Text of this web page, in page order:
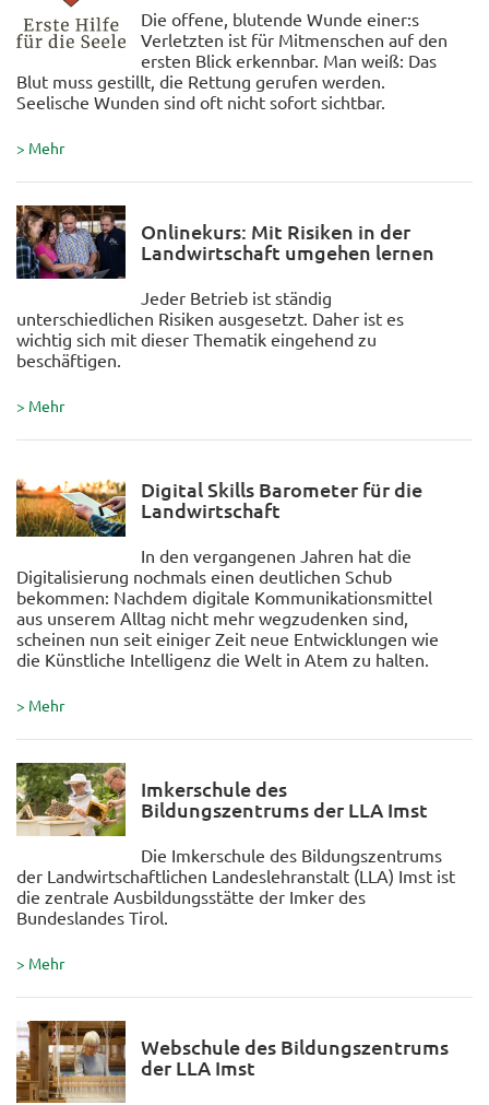
Die offene, blutende Wunde einer:s
Verletzten ist für Mitmenschen auf den
ersten Blick erkennbar. Man weiß: Das
Blut muss gestillt, die Rettung gerufen werden.
Seelische Wunden sind oft nicht sofort sichtbar.
> Mehr
Onlinekurs: Mit Risiken in der
Landwirtschaft umgehen lernen
Jeder Betrieb ist ständig
unterschiedlichen Risiken ausgesetzt. Daher ist es
wichtig sich mit dieser Thematik eingehend zu
beschäftigen.
> Mehr
Digital Skills Barometer für die
Landwirtschaft
In den vergangenen Jahren hat die
Digitalisierung nochmals einen deutlichen Schub
bekommen: Nachdem digitale Kommunikationsmittel
aus unserem Alltag nicht mehr wegzudenken sind,
scheinen nun seit einiger Zeit neue Entwicklungen wie
die Künstliche Intelligenz die Welt in Atem zu halten.
> Mehr
Imkerschule des
Bildungszentrums der LLA Imst
Die Imkerschule des Bildungszentrums
der Landwirtschaftlichen Landeslehranstalt (LLA) Imst ist
die zentrale Ausbildungsstätte der Imker des
Bundeslandes Tirol.
> Mehr
Webschule des Bildungszentrums
der LLA Imst